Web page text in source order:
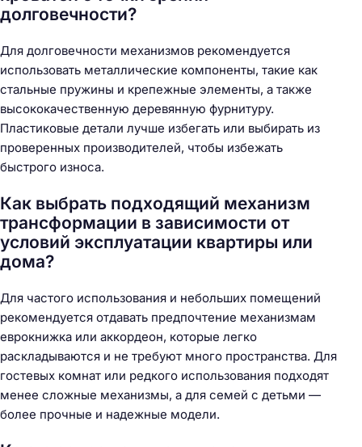
долговечности?
Для долговечности механизмов рекомендуется
использовать металлические компоненты, такие как
стальные пружины и крепежные элементы, а также
высококачественную деревянную фурнитуру.
Пластиковые детали лучше избегать или выбирать из
проверенных производителей, чтобы избежать
быстрого износа.
Как выбрать подходящий механизм
трансформации в зависимости от
условий эксплуатации квартиры или
дома?
Для частого использования и небольших помещений
рекомендуется отдавать предпочтение механизмам
еврокнижка или аккордеон, которые легко
раскладываются и не требуют много пространства. Для
гостевых комнат или редкого использования подходят
менее сложные механизмы, а для семей с детьми —
более прочные и надежные модели.